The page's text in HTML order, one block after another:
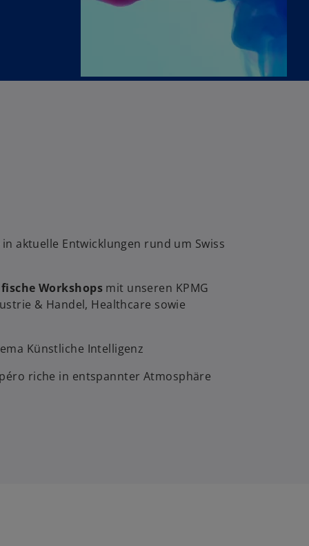
in aktuelle Entwicklungen rund um Swiss
Workshopsmit unseren KPMG
& Handel, Healthcare sowie
Künstliche Intelligenz
riche in entspannter Atmosphäre